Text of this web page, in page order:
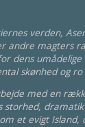
verden,
andre magters
dens
skønhed og
med en
et evigt